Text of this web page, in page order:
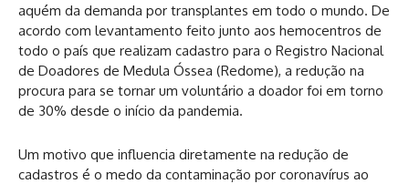
aquém da demanda por transplantes em todo o mundo. De
acordo com levantamento feito junto aos hemocentros de
todo o país que realizam cadastro para o Registro Nacional
de Doadores de Medula Óssea (Redome), a redução na
procura para se tornar um voluntário a doador foi em torno
de 30% desde o início da pandemia.
Um motivo que influencia diretamente na redução de
cadastros é o medo da contaminação por coronavírus ao